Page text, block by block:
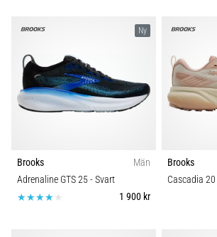
praktiken
testar
shuttle
run
riktningsförändringar.
Hur
utförs
Skobredd
Sport
Underlag
Ny
Brooks
Män
Adrenaline GTS 25- Svart
1 900 kr
Brooks
Cascadia 20